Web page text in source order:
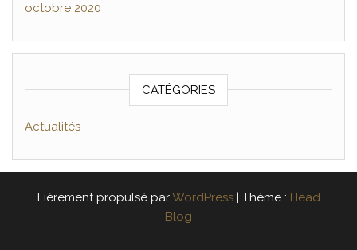
octobre 2020
CATÉGORIES
Actualités
Fièrement propulsé parWordPress Thème : Head
Blog